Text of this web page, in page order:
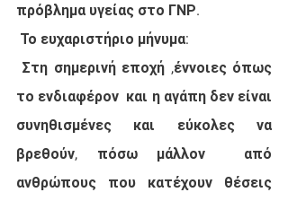
πρόβλημα υγείας στο ΓΝΡ.
Το ευχαριστήριο μήνυμα:
το ενδιαφέρον  και η αγάπη δεν είναι
συνηθισμένες και εύκολες να
βρεθούν, πόσω μάλλον  από
ανθρώπους που κατέχουν θέσεις